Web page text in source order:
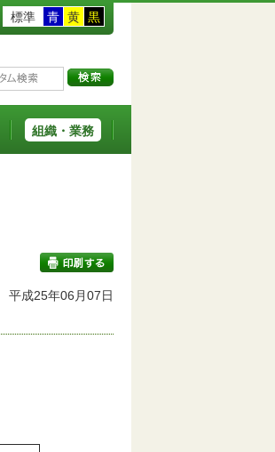
標準 青 黄 黒
組織・業務
印刷する
平成25年06月07日